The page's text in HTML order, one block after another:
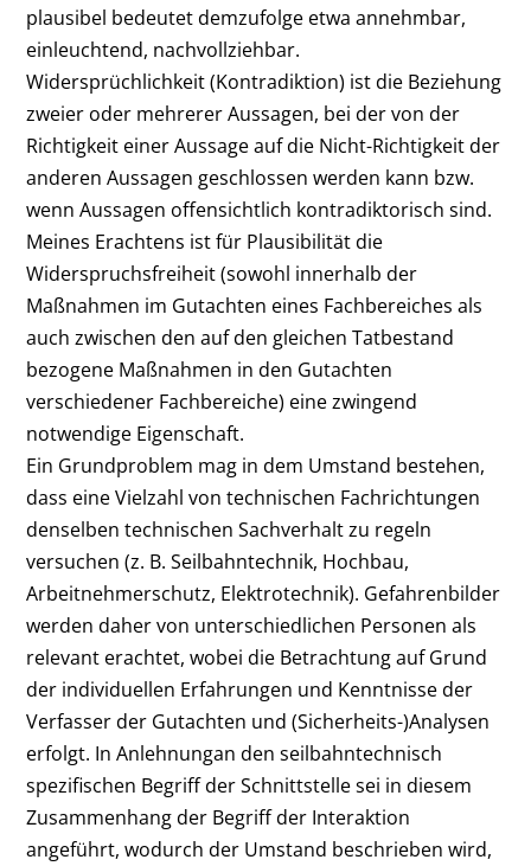
plausibel bedeutet demzufolge etwa annehmbar,
einleuchtend, nachvollziehbar.
Widersprüchlichkeit (Kontradiktion) ist die Beziehung
zweier oder mehrerer Aussagen, bei der von der
Richtigkeit einer Aussage auf die Nicht-Richtigkeit der
anderen Aussagen geschlossen werden kann bzw.
wenn Aussagen offensichtlich kontradiktorisch sind.
Meines Erachtens ist für Plausibilität die
Widerspruchsfreiheit (sowohl innerhalb der
Maßnahmen im Gutachten eines Fachbereiches als
auch zwischen den auf den gleichen Tatbestand
bezogene Maßnahmen in den Gutachten
verschiedener Fachbereiche) eine zwingend
notwendige Eigenschaft.
Ein Grundproblem mag in dem Umstand bestehen,
dass eine Vielzahl von technischen Fachrichtungen
denselben technischen Sachverhalt zu regeln
versuchen (z. B. Seilbahntechnik, Hochbau,
Arbeitnehmerschutz, Elektrotechnik). Gefahrenbilder
werden daher von unterschiedlichen Personen als
relevant erachtet, wobei die Betrachtung auf Grund
der individuellen Erfahrungen und Kenntnisse der
Verfasser der Gutachten und (Sicherheits-)Analysen
erfolgt. In Anlehnungan den seilbahntechnisch
spezifischen Begriff der Schnittstelle sei in diesem
Zusammenhang der Begriff der Interaktion
angeführt, wodurch der Umstand beschrieben wird,